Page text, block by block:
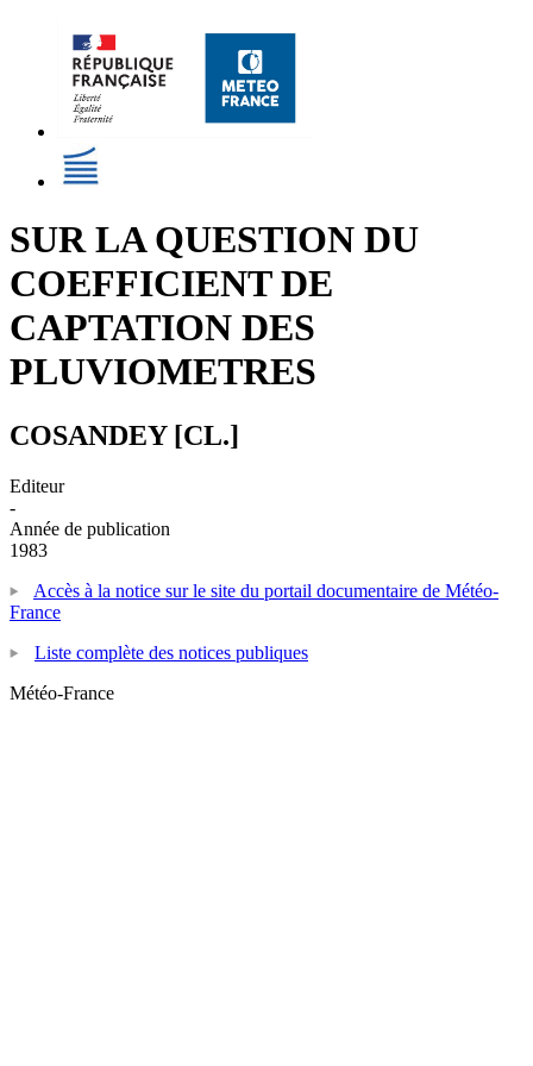
SUR LA QUESTION DU
COEFFICIENT DE
CAPTATION DES
PLUVIOMETRES
COSANDEY [CL.]
Editeur
-
Année de publication
1983
Accès à la notice sur le site du portail documentaire de Météo-
France
Liste complète des notices publiques
Météo-France